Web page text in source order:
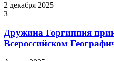
2 декабря 2025
3
Дружина Горгиппия
Всероссийском